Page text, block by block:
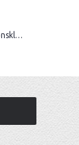
Dubbelzijdige stationsklok metaal 1879